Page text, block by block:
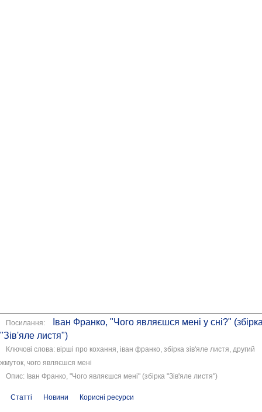
Посилання:
Іван Франко, "Чого являєшся мені у сні?"
"Зів'яле листя")
Ключові слова: вірші про кохання, іван франко, збірка зів'яле листя, другий
жмуток, чого являєшся мені
Опис: Іван Франко, "Чого являєшся мені" (збірка "Зів'яле листя")
Статті Новини Корисні ресурси